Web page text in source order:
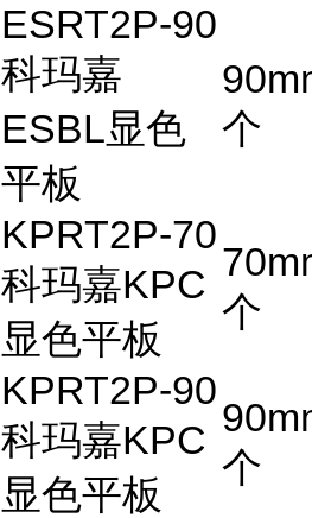
ESRT2P-90
科玛嘉
ESBL显色
平板
个
KPRT2P-70
科玛嘉KPC
显色平板
个
KPRT2P-90
科玛嘉KPC
显色平板
个